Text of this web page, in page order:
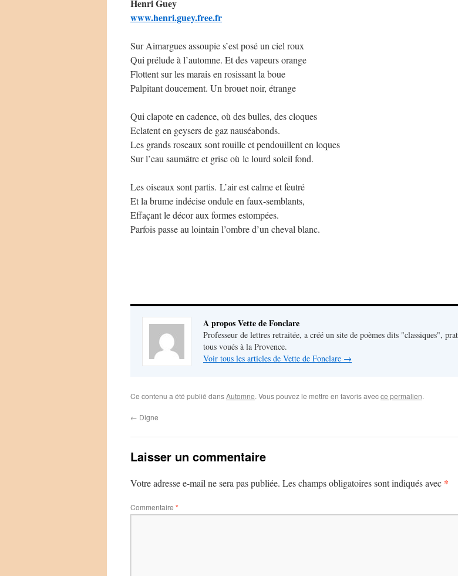
Henri Guey
www.henri.guey.free.fr
Sur Aimargues assoupie s’est posé un ciel roux
Qui prélude à l’automne. Et des vapeurs orange
Flottent sur les marais en rosissant la boue
Palpitant doucement. Un brouet noir, étrange
Qui clapote en cadence, où des bulles, des cloques
Eclatent en geysers de gaz nauséabonds.
Les grands roseaux sont rouille et pendouillent en loques
Sur l’eau saumâtre et grise où le lourd soleil fond.
Les oiseaux sont partis. L’air est calme et feutré
Et la brume indécise ondule en faux-semblants,
Effaçant le décor aux formes estompées.
Parfois passe au lointain l’ombre d’un cheval blanc.
A propos Vette de Fonclare
Professeur de lettres retraitée, a créé un site de poèmes dits "classiques",
tous voués à la Provence.
Voir tous les articles de Vette de Fonclare →
Ce contenu a été publié dansAutomne. Vous pouvez le mettre en favoris avecce permalien.
← Digne
Laisser un commentaire
Votre adresse e-mail ne sera pas publiée. Les champs obligatoires sont indiqués avec *
Commentaire *